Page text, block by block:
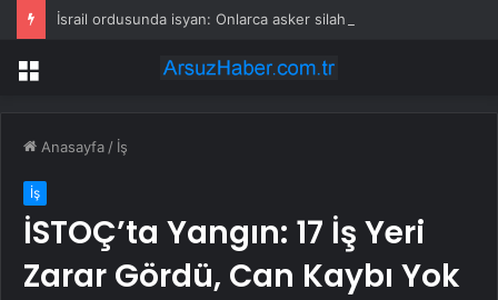
Menü
Anasayfa / İş
İş
İSTOÇ’ta Yangın: 17 İş Yeri
Zarar Gördü, Can Kaybı Yok